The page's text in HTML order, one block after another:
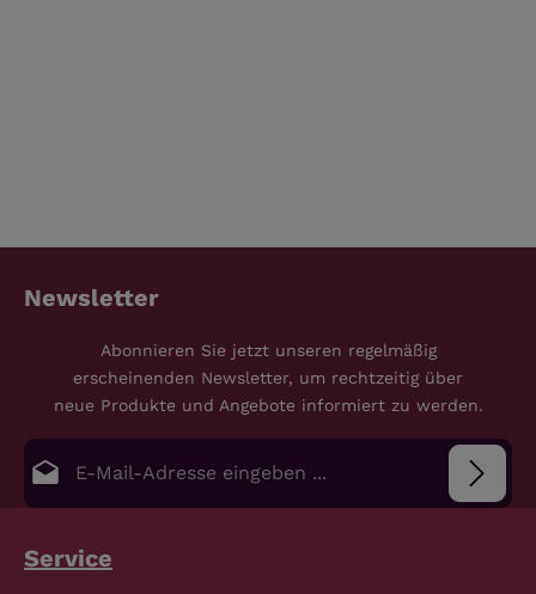
Newsletter
Abonnieren Sie jetzt unseren regelmäßig
erscheinenden Newsletter, um rechtzeitig über
neue Produkte und Angebote informiert zu werden.
E-Mail-Adresse*
Die mit einem Stern (*) markierten Felder sind
Service